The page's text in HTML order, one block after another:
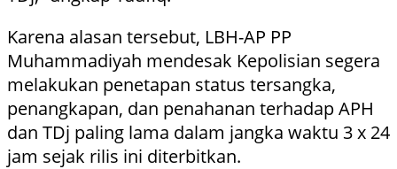
Karena alasan tersebut, LBH-AP PP
Muhammadiyah mendesak Kepolisian segera
melakukan penetapan status tersangka,
penangkapan, dan penahanan terhadap APH
dan TDj paling lama dalam jangka waktu 3 x 24
jam sejak rilis ini diterbitkan.